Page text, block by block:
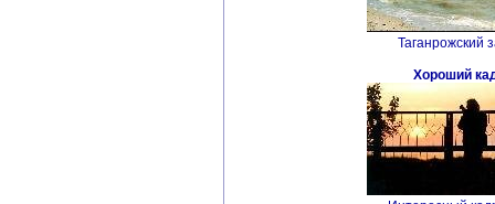
Таганрожский
Хороший